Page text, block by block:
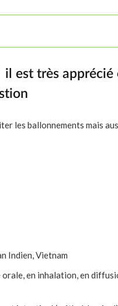
est très apprécié
les ballonnements mais
Indien, Vietnam
en inhalation, en